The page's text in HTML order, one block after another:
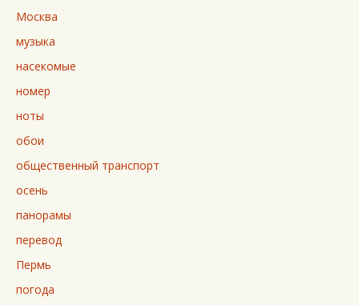
Москва
музыка
насекомые
номер
ноты
обои
общественный транспорт
осень
панорамы
перевод
Пермь
погода